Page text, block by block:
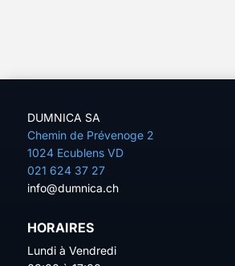
DUMNICA SA
Chemin de Prévenoge 2
1024 Ecublens VD
021 624 37 27
info@dumnica.ch
HORAIRES
Lundi à Vendredi